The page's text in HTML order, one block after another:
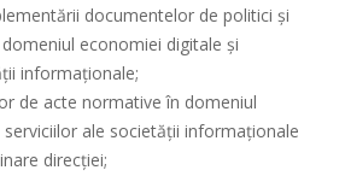
documentelor de politici şi
economiei digitale și
informaţionale;
de acte normative în domeniul
ale societăţii informaţionale
direcţiei;